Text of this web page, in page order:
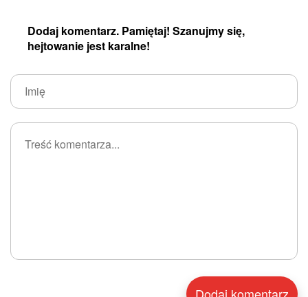
Dodaj komentarz. Pamiętaj! Szanujmy się,
hejtowanie jest karalne!